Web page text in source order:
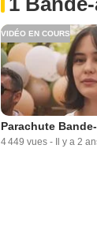
VIDÉO EN COURS
Parachute
4 449 vues - Il y a 2